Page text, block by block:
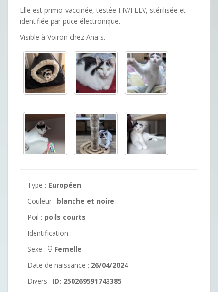
Elle est primo-vaccinée, testée FIV/FELV, stérilisée et
identifiée par puce électronique.
Visible à Voiron chez Anaïs.
Type : Européen
Couleur : blanche et noire
Poil : poils courts
Identification :
Sexe :
Femelle
Date de naissance : 26/04/2024
Divers : ID: 250269591743385